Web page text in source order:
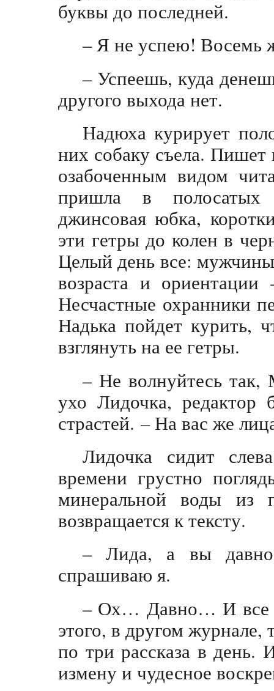
буквы до последней.
– Я не успею! Восемь
– Успеешь, куда
другого выхода нет.
Надюха курирует
них собаку съела. Пишет
озабоченным видом
пришла в полосатых
джинсовая юбка,
эти гетры до колен в
Целый день все:
возраста и
Несчастные охранники
Надька пойдет курить,
взглянуть на ее гетры.
– Не волнуйтесь
ухо Лидочка, редактор
страстей. – На вас же
Лидочка сидит
времени грустно
минеральной воды из
возвращается к тексту.
– Лида, а вы давно
спрашиваю я.
– Ох… Давно… И все
этого, в другом
по три рассказа в день.
измену и чудесное